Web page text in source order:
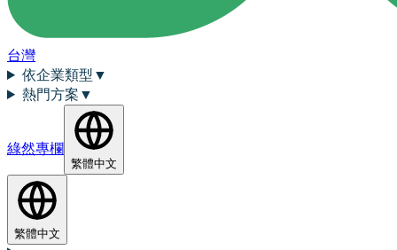
台灣
依企業類型 ▼
熱門方案 ▼
綠然專欄
繁體中文
繁體中文